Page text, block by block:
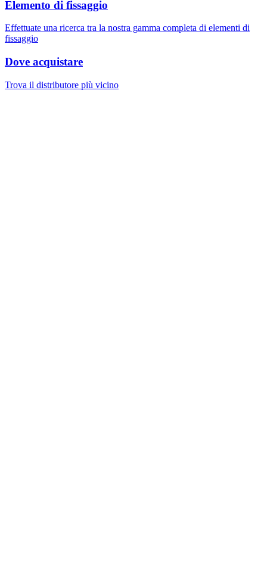
Elemento di fissaggio
Effettuate una ricerca tra la nostra gamma completa di elementi di
fissaggio
Dove acquistare
Trova il distributore più vicino